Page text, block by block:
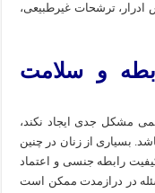
ادرار، ترشحات غیرطبیعی،
و سلامت
مشکل جدی ایجاد نکند،
بسیاری از زنان در چنین
رابطه جنسی و اعتماد
در درازمدت ممکن است